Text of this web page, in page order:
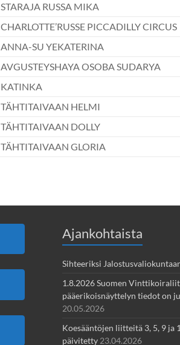
STARAJA RUSSA MIKA
CHARLOTTE’RUSSE PICCADILLY CIRCUS
ANNA-SU YEKATERINA
AVGUSTEYSHAYA OSOBA SUDARYA
KATINKA
TÄHTITAIVAAN HELMI
TÄHTITAIVAAN DOLLY
TÄHTITAIVAAN GLORIA
Ajankohtaista
Sihteeriksi
1.8.2026 Suomen
pääerikoisnäyttelyn tiedot on
20.05.2026
Koesääntöjen liitteitä 3, 5, 9 ja
päivitetty 23.04.2026